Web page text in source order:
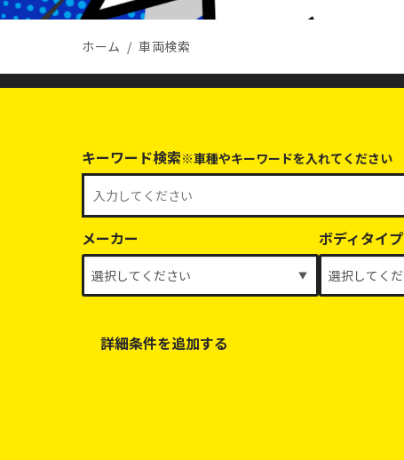
ホーム 車両検索
キーワード検索※車種やキーワードを入れてください
メーカー ボディタイプ
詳細条件を追加する